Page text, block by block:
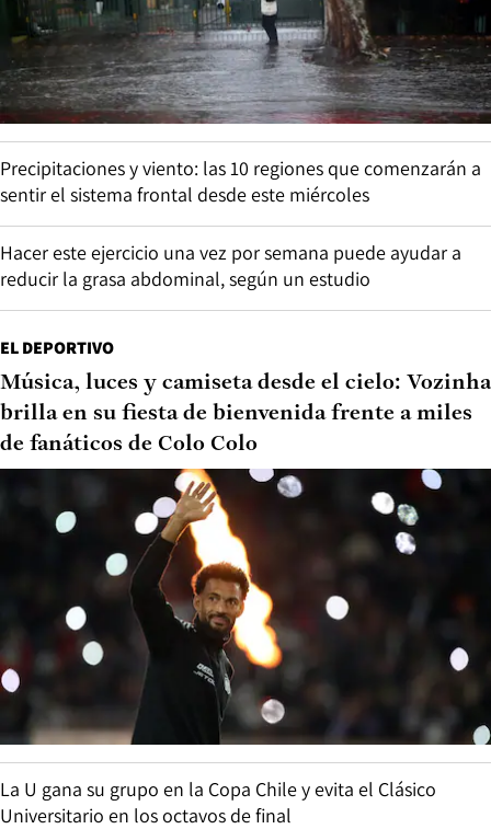
Precipitaciones y viento: las 10 regiones que comenzarán a
sentir el sistema frontal desde este miércoles
Hacer este ejercicio una vez por semana puede ayudar a
reducir la grasa abdominal, según un estudio
EL DEPORTIVO
Música, luces y camiseta desde el cielo: Vozinha
brilla en su fiesta de bienvenida frente a miles
de fanáticos de Colo Colo
La U gana su grupo en la Copa Chile y evita el Clásico
Universitario en los octavos de final